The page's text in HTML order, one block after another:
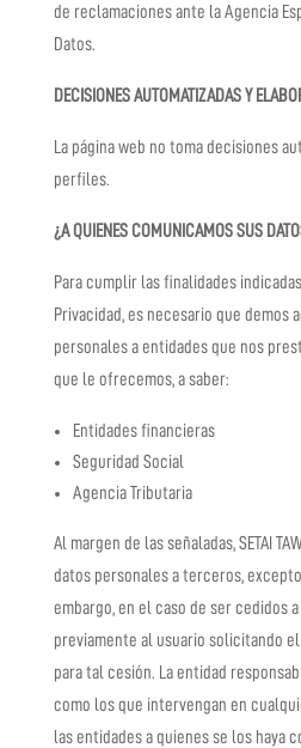
de reclamaciones ante la Agencia
Datos.
DECISIONES AUTOMATIZADAS Y
La página web no toma decisiones
perfiles.
¿A QUIENES COMUNICAMOS SUS
Para cumplir las finalidades
Privacidad, es necesario que demos
personales a entidades que nos
que le ofrecemos, a saber:
Entidades financieras
Seguridad Social
Agencia Tributaria
Al margen de las señaladas,SETAI
datos personales a terceros,
embargo, en el caso de ser cedidos
previamente al usuario solicitando
para tal cesión. La entidad
como los que intervengan en
las entidades a quienes se los haya